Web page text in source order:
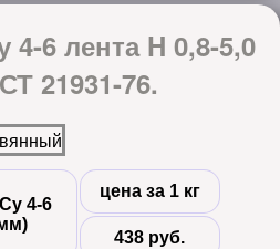
6 лента H 0,8-5,0
21931-76.
4-6
цена за 1 кг
438 руб.